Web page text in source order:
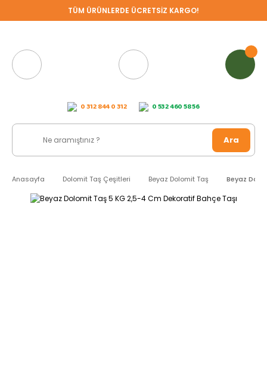
TÜM ÜRÜNLERDE ÜCRETSİZ KARGO!
0 312 844 0 312 0 532 460 58 56
Ara
Anasayfa Dolomit Taş Çeşitleri Beyaz Dolomit Taş Beyaz